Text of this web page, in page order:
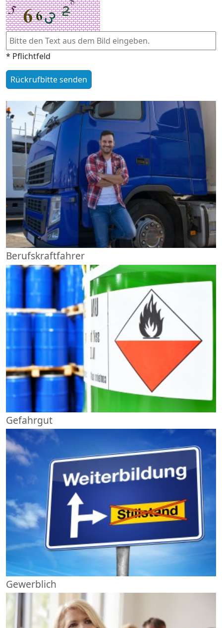
* Pflichtfeld
Berufskraftfahrer
Gefahrgut
Gewerblich